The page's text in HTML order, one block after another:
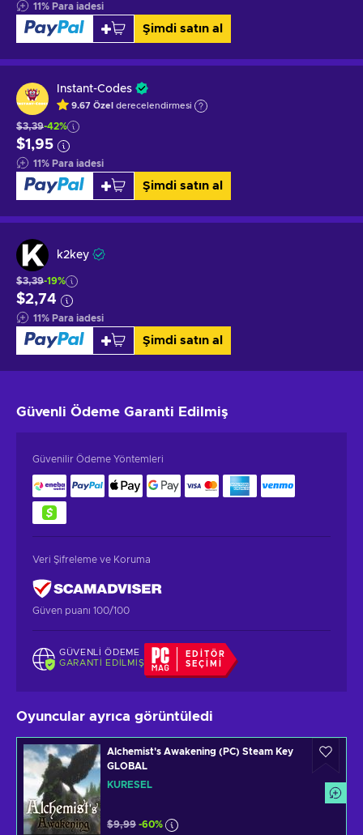
11% Para iadesi
Şimdi satın al
Instant-Codes
9.67 Özel derecelendirmesi
$3,39-42%
$1,95
11% Para iadesi
Şimdi satın al
k2key
$3,39-19%
$2,74
11% Para iadesi
Şimdi satın al
Güvenli Ödeme Garanti Edilmiş
Güvenilir Ödeme Yöntemleri
Veri Şifreleme ve Koruma
Güven puanı 100/100
GÜVENLI ÖDEME
GARANTI EDILMIŞ
EDITÖR
SEÇIMI
Oyuncular ayrıca görüntüledi
Alchemist's Awakening (PC) Steam Key
GLOBAL
KÜRESEL
$9,99 -60%